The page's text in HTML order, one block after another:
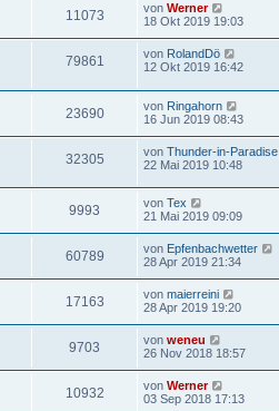
11073 von Werner
18 Okt 2019 19:03
79861 von RolandDö
12 Okt 2019 16:42
23690 von Ringahorn
16 Jun 2019 08:43
32305 von Thunder-in-Paradise
22 Mai 2019 10:48
9993 von Tex
21 Mai 2019 09:09
60789 von Epfenbachwetter
28 Apr 2019 21:34
17163 von maierreini
28 Apr 2019 19:20
9703 von weneu
26 Nov 2018 18:57
10932 von Werner
03 Sep 2018 17:13